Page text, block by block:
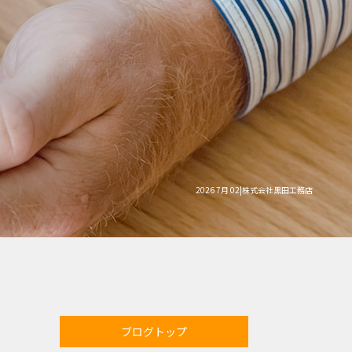
2026 7月 02|株式会社黒田工務店
ブログトップ